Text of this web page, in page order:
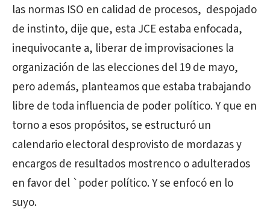
las normas ISO en calidad de procesos, despojado
de instinto, dije que, esta JCE estaba enfocada,
inequivocante a, liberar de improvisaciones la
organización de las elecciones del 19 de mayo,
pero además, planteamos que estaba trabajando
libre de toda influencia de poder político. Y que en
torno a esos propósitos, se estructuró un
calendario electoral desprovisto de mordazas y
encargos de resultados mostrenco o adulterados
en favor del `poder político. Y se enfocó en lo
suyo.